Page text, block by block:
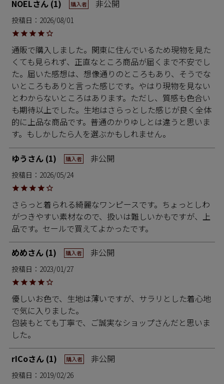
NOEL 1 購入者 非公開
投稿日 2026/08/01
通販で購入しました。関東に住んでいるため現物を見た
くても見られず、正直なところ商品が届くまで不安でし
た。届いた感想は、想像通りのところもあり、そうでな
いところもありと言った感じです。やはり現物を見ない
とわからないところはあります。ただし、質感も色合い
も期待以上でした。生地はさらっとした感じが良く全体
的に上品な商品です。普通のかりゆしとは違うと思いま
す。もしかしたら人を選ぶかもしれません。
ゆう 1 購入者 非公開
投稿日 2026/05/24
さらっと着られる綺麗なワンピースです。ちょっとしわ
がつきやすい素材なので、扱いは難しいかもですが、上
品です。セールで買えてよかったです。
めめ 1 購入者 非公開
投稿日 2023/01/27
優しいお色で、生地は薄いですが、サラリとした着心地
で気に入りました。
包装もとても丁寧で、ご誠実なショップさんだと思いま
した。
rICo 1 購入者 非公開
投稿日 2019/02/26